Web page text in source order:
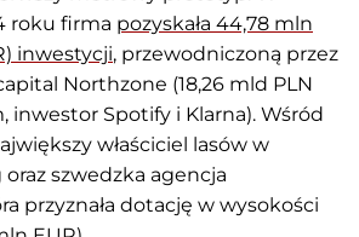
roku firma pozyskała 44,78 mln
inwestycji, przewodniczoną przez
Northzone (18,26 mld PLN
inwestor Spotify i Klarna). Wśród
właściciel lasów w
szwedzka agencja
przyznała dotację w wysokości